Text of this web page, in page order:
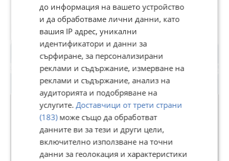
Потребител
1001ИМОТИ
В Bazar.BG от 11 септември 2013г.
Последно активен 04 август в 17:29 ч.
до информация на вашето устройство
и да обработваме лични данни, като
вашия IP адрес, уникални
идентификатори и данни за
сърфиране, за персонализирани
реклами и съдържание, измерване на
реклами и съдържание, анализ на
аудиторията и подобряване на
услугите. Доставчици от трети страни
(183)може също да обработват
данните ви за тези и други цели,
включително използване на точни
данни за геолокация и характеристики